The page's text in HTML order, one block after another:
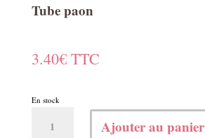
Tube paon
3.40€ TTC
En stock
Ajouter au panier